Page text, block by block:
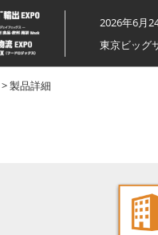
2026年6月
東京ビッグ
> 製品詳細